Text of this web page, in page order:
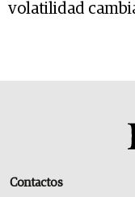
volatilidad
Contactos